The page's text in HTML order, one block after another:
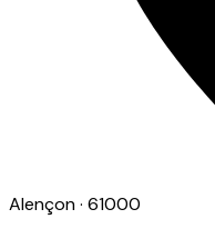
Alençon· 61000